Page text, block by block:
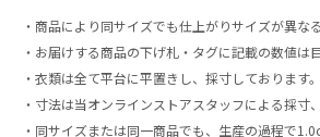
・商品により同サイズでも仕上がりサイズが異な
・お届けする商品の下げ札・タグに記載の数値
・衣類は全て平台に平置きし、採寸しております。
・寸法は当オンラインストアスタッフによる採寸
・同サイズまたは同一商品でも、生産の過程で